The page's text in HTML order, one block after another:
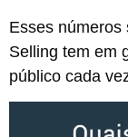
Esses números
Selling tem em
público cada